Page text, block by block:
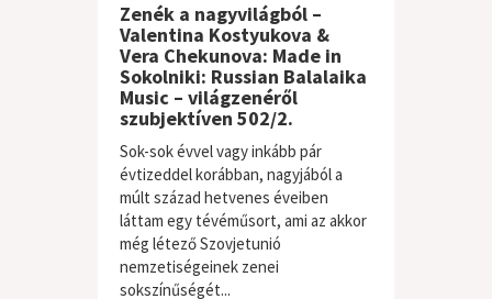
Zenék a nagyvilágból –
Valentina Kostyukova &
Vera Chekunova: Made in
Sokolniki: Russian Balalaika
Music – világzenéről
szubjektíven 502/2.
Sok-sok évvel vagy inkább pár
évtizeddel korábban, nagyjából a
múlt század hetvenes éveiben
láttam egy tévéműsort, ami az akkor
még létező Szovjetunió
nemzetiségeinek zenei
sokszínűségét...
világzene / folk